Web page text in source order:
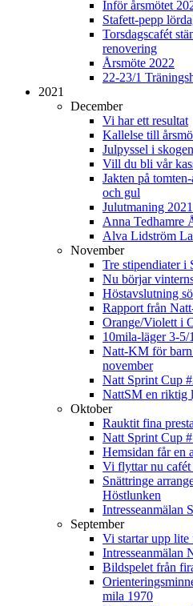
Inför årsmötet
Stafett-pepp
Torsdagscafét
renovering
Årsmöte 2022
22-23/1
2021
December
Vi har ett resultat
Kallelse till
Julpyssel i
Vill du bli vår
Jakten på
och gul
Julutmaning 2021
Anna Tedhamre
Alva Lidström
November
Tre stipendiater i
Nu börjar
Höstavslutning
Rapport från
Orange/Violett i
10mila-läger 3-5/
Natt-KM för barn
november
Natt Sprint Cup
NattSM en riktig
Oktober
Rauktit fina
Natt Sprint Cup
Hemsidan får en
Vi flyttar nu cafét
Snättringe
Höstlunken
Intresseanmälan
September
Vi startar upp
Intresseanmälan
Bildspelet från
mila 1970